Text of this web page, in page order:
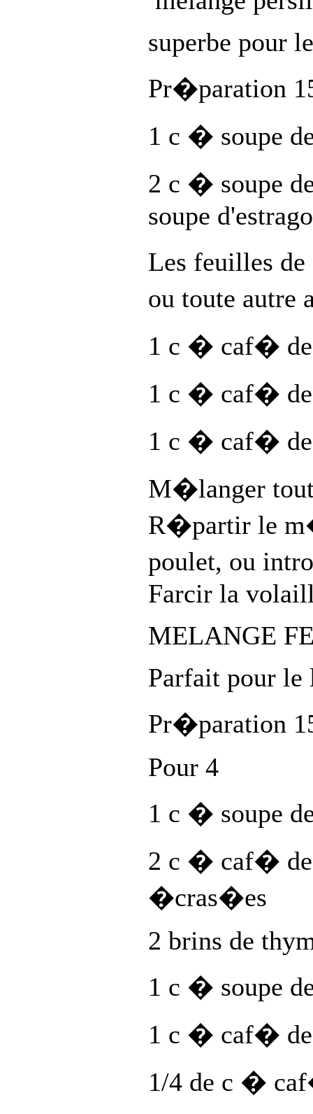
superbe pour
Pr�paration
1 c � soupe
2 c � soupe
soupe
Les feuilles
ou toute autre
1 c � caf�
1 c � caf� de
1 c � caf� de
M�langer
R�partir le
poulet, ou
Farcir la
MELANGE
Parfait pour le
Pr�paration
Pour 4
1 c � soupe
2 c � caf� de
�cras�es
2 brins de
1 c � soupe
1 c � caf�
1/4 de c �